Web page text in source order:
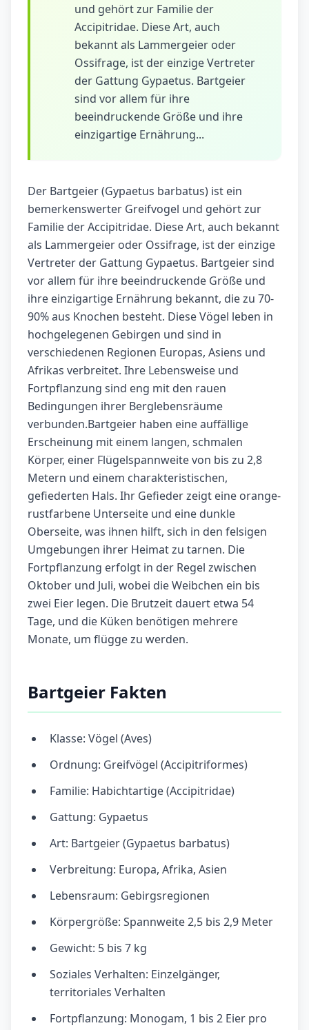
und gehört zur Familie der
Accipitridae. Diese Art, auch
bekannt als Lammergeier oder
Ossifrage, ist der einzige Vertreter
der Gattung Gypaetus. Bartgeier
sind vor allem für ihre
beeindruckende Größe und ihre
einzigartige Ernährung...
Der Bartgeier (Gypaetus barbatus) ist ein
bemerkenswerter Greifvogel und gehört zur
Familie der Accipitridae. Diese Art, auch bekannt
als Lammergeier oder Ossifrage, ist der einzige
Vertreter der Gattung Gypaetus. Bartgeier sind
vor allem für ihre beeindruckende Größe und
ihre einzigartige Ernährung bekannt, die zu 70-
90% aus Knochen besteht. Diese Vögel leben in
hochgelegenen Gebirgen und sind in
verschiedenen Regionen Europas, Asiens und
Afrikas verbreitet. Ihre Lebensweise und
Fortpflanzung sind eng mit den rauen
Bedingungen ihrer Berglebensräume
verbunden.Bartgeier haben eine auffällige
Erscheinung mit einem langen, schmalen
Körper, einer Flügelspannweite von bis zu 2,8
Metern und einem charakteristischen,
gefiederten Hals. Ihr Gefieder zeigt eine orange-
rustfarbene Unterseite und eine dunkle
Oberseite, was ihnen hilft, sich in den felsigen
Umgebungen ihrer Heimat zu tarnen. Die
Fortpflanzung erfolgt in der Regel zwischen
Oktober und Juli, wobei die Weibchen ein bis
zwei Eier legen. Die Brutzeit dauert etwa 54
Tage, und die Küken benötigen mehrere
Monate, um flügge zu werden.
Bartgeier Fakten
Klasse: Vögel (Aves)
Ordnung: Greifvögel (Accipitriformes)
Familie: Habichtartige (Accipitridae)
Gattung: Gypaetus
Art: Bartgeier (Gypaetus barbatus)
Verbreitung: Europa, Afrika, Asien
Lebensraum: Gebirgsregionen
Körpergröße: Spannweite 2,5 bis 2,9 Meter
Gewicht: 5 bis 7 kg
Soziales Verhalten: Einzelgänger,
territoriales Verhalten
Fortpflanzung: Monogam, 1 bis 2 Eier pro